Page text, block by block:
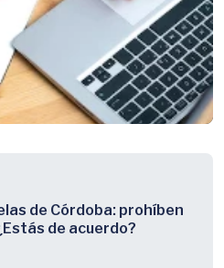
de Córdoba: prohíben
de acuerdo?